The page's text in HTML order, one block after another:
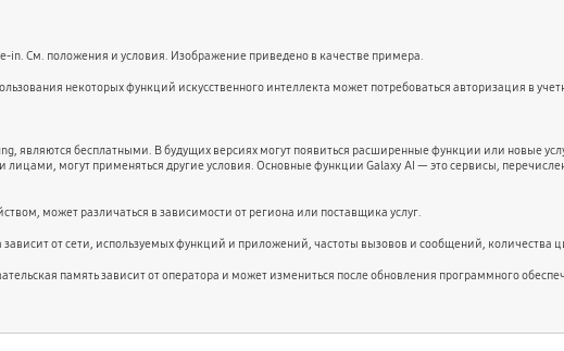
in. См. положения и условия. Изображение приведено в качестве примера.
некоторых функций искусственного интеллекта может потребоваться авторизация в
являются бесплатными. В будущих версиях могут появиться расширенные функции или новые
лицами, могут применяться другие условия. Основные функции Galaxy AI — это сервисы,
может различаться в зависимости от региона или поставщика услуг.
от сети, используемых функций и приложений, частоты вызовов и сообщений, количества
память зависит от оператора и может измениться после обновления программного